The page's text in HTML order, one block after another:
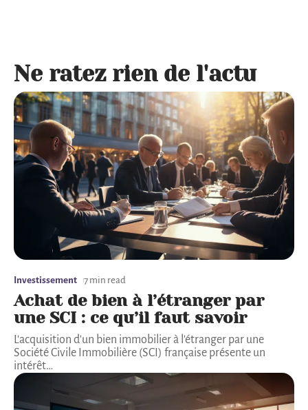
Ne ratez rien de l'actu
Investissement 7 min read
Achat de bien à l’étranger par
une SCI : ce qu’il faut savoir
L'acquisition d'un bien immobilier à l'étranger par une
Société Civile Immobilière (SCI) française présente un
intérêt…